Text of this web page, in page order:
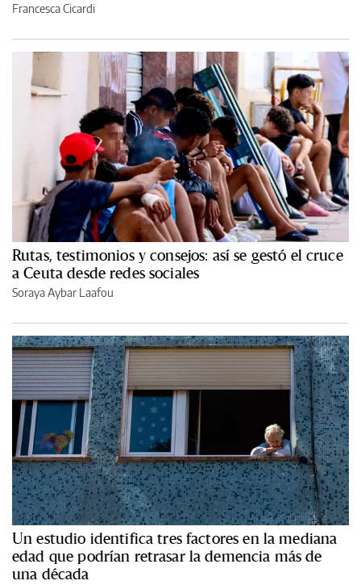
Francesca Cicardi
Rutas, testimonios y consejos: así se gestó el cruce
a Ceuta desde redes sociales
Soraya Aybar Laafou
Un estudio identifica tres factores en la mediana
edad que podrían retrasar la demencia más de
una década